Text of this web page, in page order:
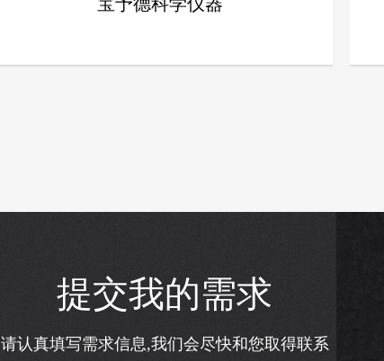
提交我的需求
请认真填写需求信息,我们会尽快和您取得联系